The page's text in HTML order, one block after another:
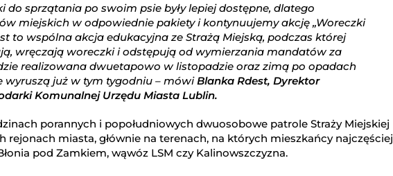
do sprzątania po swoim psie były lepiej dostępne, dlatego
miejskich w odpowiednie pakiety i kontynuujemy akcję „Woreczki
to wspólna akcja edukacyjna ze Strażą Miejską, podczas której
wręczają woreczki i odstępują od wymierzania mandatów za
realizowana dwuetapowo w listopadzie oraz zimą po opadach
wyruszą już w tym tygodniu – mówiBlanka Rdest, Dyrektor
Komunalnej Urzędu Miasta Lublin.
porannych i popołudniowych dwuosobowe patrole Straży Miejskiej
rejonach miasta, głównie na terenach, na których mieszkańcy najczęściej
pod Zamkiem, wąwóz LSM czy Kalinowszczyzna.